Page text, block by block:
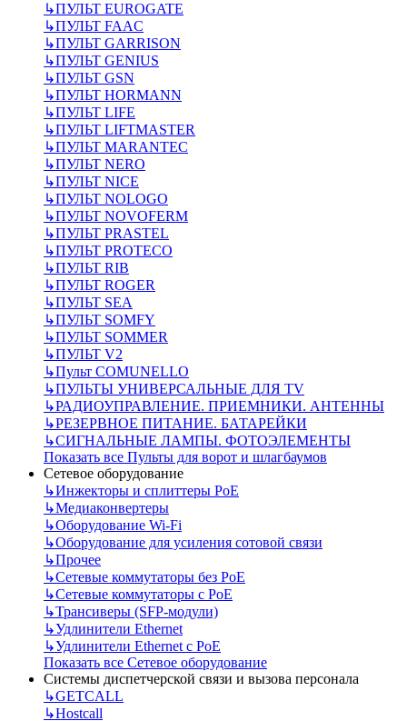
↳ПУЛЬТ EUROGATE
↳ПУЛЬТ FAAC
↳ПУЛЬТ GARRISON
↳ПУЛЬТ GENIUS
↳ПУЛЬТ GSN
↳ПУЛЬТ HORMANN
↳ПУЛЬТ LIFE
↳ПУЛЬТ LIFTMASTER
↳ПУЛЬТ MARANTEC
↳ПУЛЬТ NERO
↳ПУЛЬТ NICE
↳ПУЛЬТ NOLOGO
↳ПУЛЬТ NOVOFERM
↳ПУЛЬТ PRASTEL
↳ПУЛЬТ PROTECO
↳ПУЛЬТ RIB
↳ПУЛЬТ ROGER
↳ПУЛЬТ SEA
↳ПУЛЬТ SOMFY
↳ПУЛЬТ SOMMER
↳ПУЛЬТ V2
↳Пульт СOMUNELLO
↳ПУЛЬТЫ УНИВЕРСАЛЬНЫЕ ДЛЯ TV
↳РАДИОУПРАВЛЕНИЕ. ПРИЕМНИКИ. АНТЕННЫ
↳РЕЗЕРВНОЕ ПИТАНИЕ. БАТАРЕЙКИ
↳СИГНАЛЬНЫЕ ЛАМПЫ. ФОТОЭЛЕМЕНТЫ
Показать все Пульты для ворот и шлагбаумов
Сетевое оборудование
↳Инжекторы и сплиттеры РоЕ
↳Медиаконвертеры
↳Оборудование Wi-Fi
↳Оборудование для усиления сотовой связи
↳Прочее
↳Сетевые коммутаторы без РоЕ
↳Сетевые коммутаторы с РоЕ
↳Трансиверы (SFP-модули)
↳Удлинители Ethernet
↳Удлинители Ethernet с PoE
Показать все Сетевое оборудование
Системы диспетчерской связи и вызова персонала
↳GETCALL
↳Hostcall